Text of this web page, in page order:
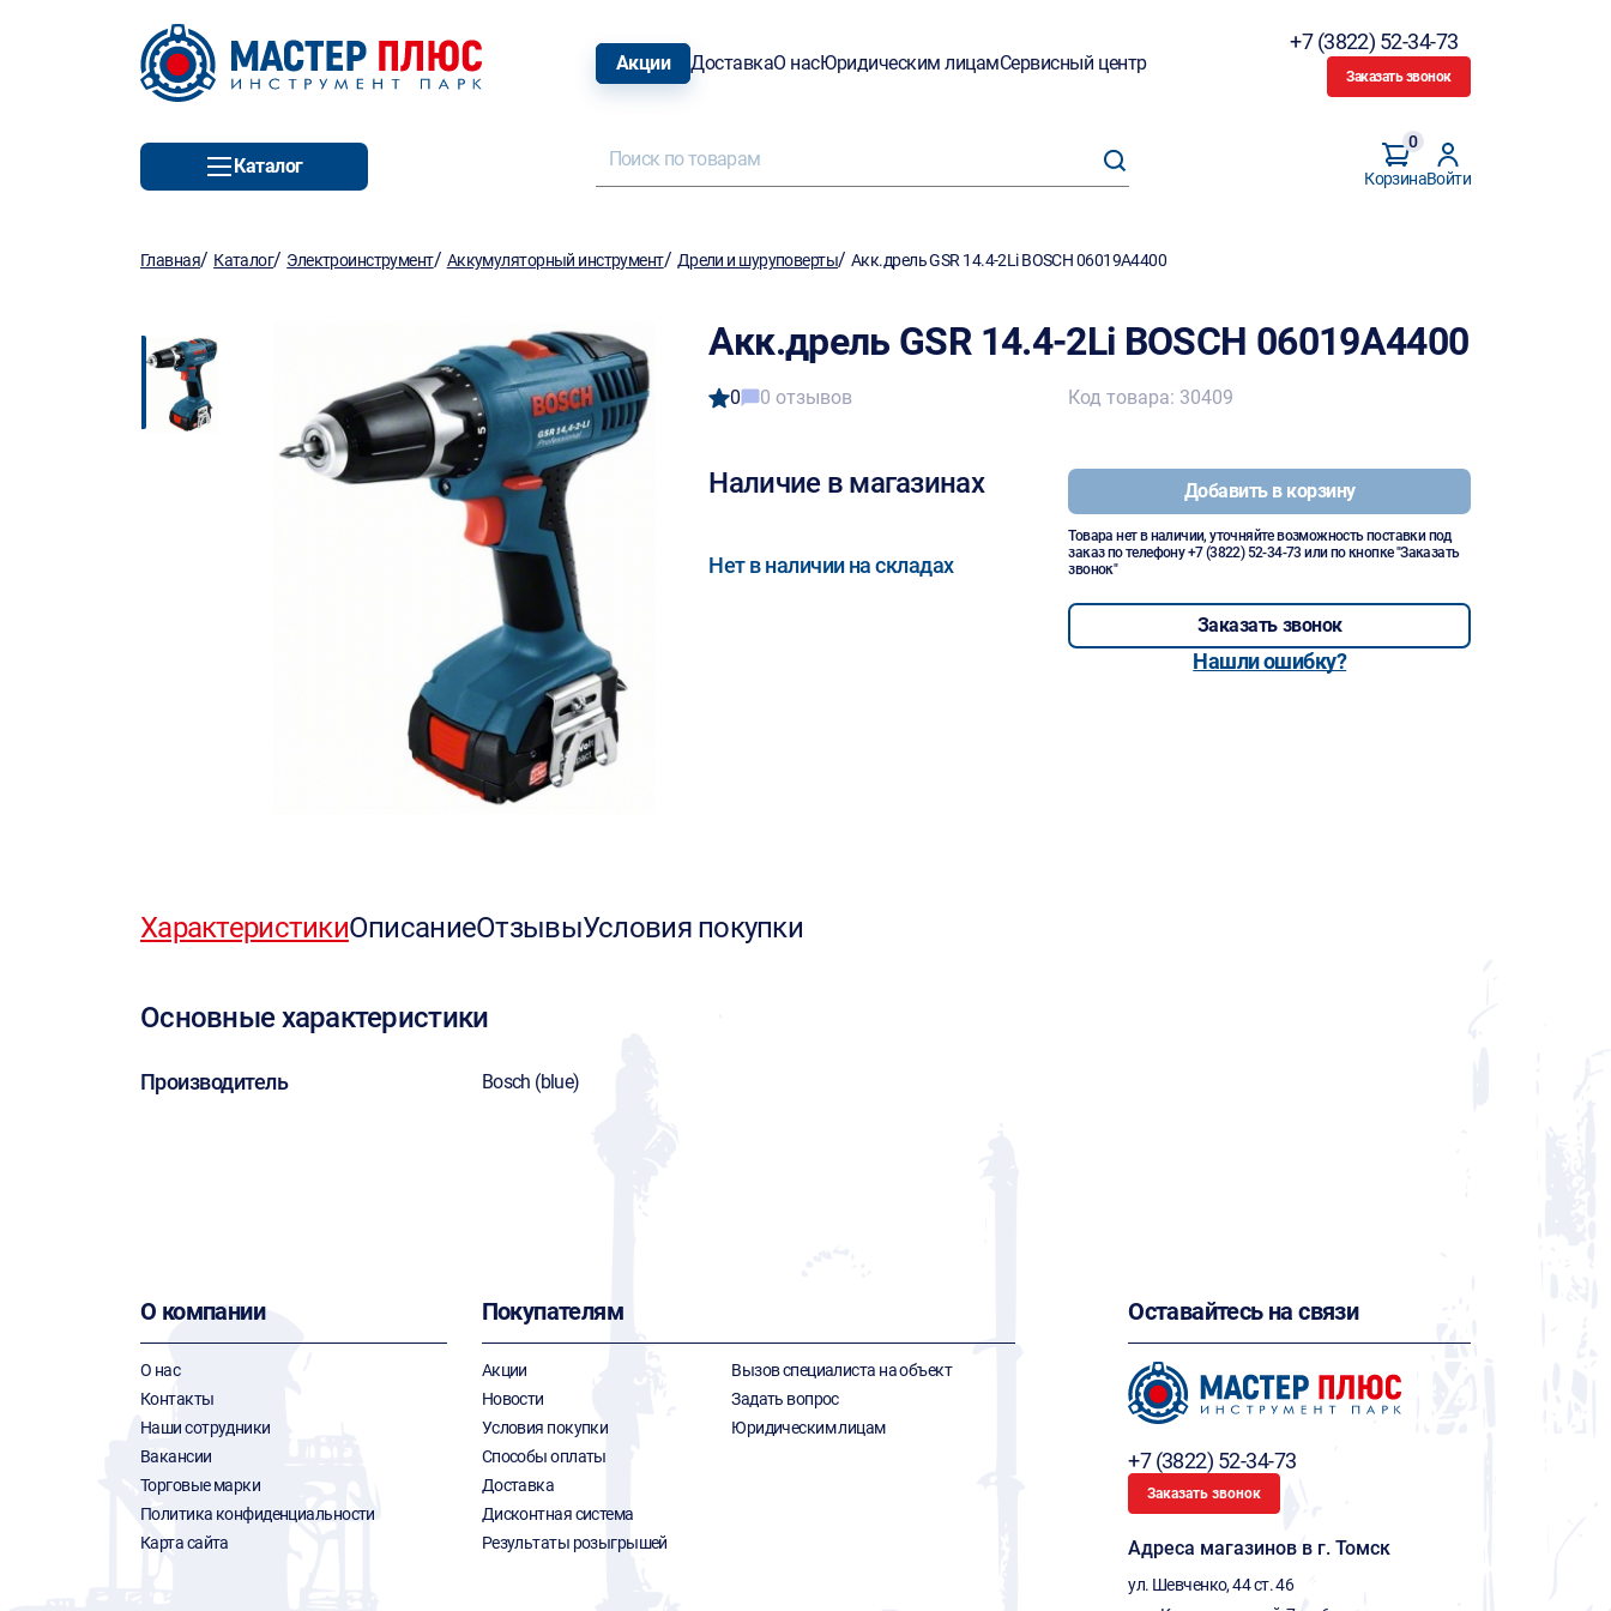
Акции ДоставкаО насЮридическим лицамСервисный центр
+7 (3822) 52-34-73
Заказать звонок
Каталог
Корзина
0
Войти
Главная/ Каталог/ Электроинструмент/ Аккумуляторный инструмент/ Дрели и шуруповерты/Акк.дрель GSR 14.4-2Li BOSCH 06019A4400
Акк.дрель GSR 14.4-2Li BOSCH 06019A4400
0 0 отзывов
Наличие в магазинах
Нет в наличии на складах
Код товара: 30409
Добавить в корзину
Товара нет в наличии, уточняйте возможность поставки под
заказ по телефону+7 (3822) 52-34-73 или по кнопке "Заказать
звонок"
Заказать звонок
Нашли ошибку?
ХарактеристикиОписаниеОтзывыУсловия покупки
Основные характеристики
Производитель Bosch (blue)
О компании
О нас
Контакты
Наши сотрудники
Вакансии
Торговые марки
Политика конфиденциальности
Карта сайта
Покупателям
Акции
Новости
Условия покупки
Способы оплаты
Доставка
Дисконтная система
Результаты розыгрышей
Вызов специалиста на объект
Задать вопрос
Юридическим лицам
Оставайтесь на связи
+7 (3822) 52-34-73
Заказать звонок
Адреса магазинов в г. Томск
ул. Шевченко, 44 ст. 46